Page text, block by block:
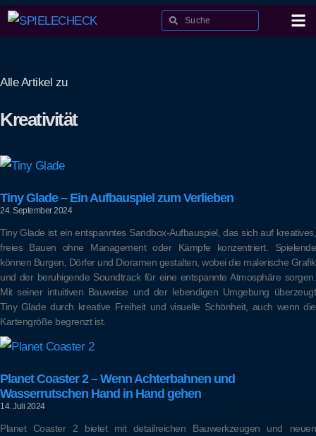
Alle Artikel zu
Kreativität
Tiny Glade – Ein Aufbauspiel zum Verlieben
24. September 2024
Tiny Glade ist ein entspanntes Sandbox-Aufbauspiel, das sich auf kreatives,
freies Bauen ohne Management oder Kämpfe konzentriert. Spielende
können Burgen, Dörfer und Dioramen gestalten, wobei die malerische Grafik
und der beruhigende Soundtrack für eine entspannte Atmosphäre sorgen.
Mit seiner intuitiven Bauweise und der lebendigen Umgebung überzeugt
Tiny Glade durch kreative Freiheit und visuelle Schönheit, auch wenn die
Kartengröße begrenzt ist.
Planet Coaster 2 – Wenn Achterbahnen und
Wasserrutschen Hand in Hand gehen
14. Juli 2024
Planet Coaster 2 bietet mit detailreichen Bauwerkzeugen und neuen